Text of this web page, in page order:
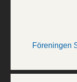
Föreningen